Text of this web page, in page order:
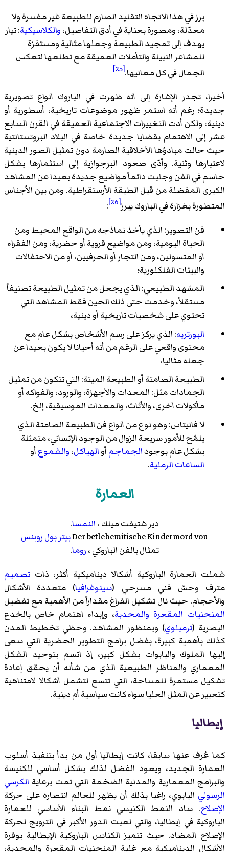
برز في هذا الاتجاه التقليد الصارم للطبيعة غير مفسرة ولا
معدّلة، ومصورة بعناية في أدق التفاصيل،والكلاسيكية: تيار
يهدف إلى تمجيد الطبيعة وجعلها مثالية ومستفزة
للمشاعر النبيلة والتأملات العميقة مع تطلعها لتعكس
الجمال في كل معانيها.[25]
أخيرا، تجدر الإشارة إلى أته ظهرت في الباروك أنواع تصويرية
جديدة؛ رغم أنه استمر ظهور موضوعات تاريخية، أسطورية أو
دينية، ولكن أدت التغييرات الاجتماعية العميقة في القرن السابع
عشر إلى الاهتمام بقضايا جديدة خاصة في البلاد البروتستانتية
حيث حالت مبادؤها الأخلاقية الصارمة دون تمثيل الصور الدينية
لاعتبارها وثنية. وأدّى صعود البرجوازية إلى استثمارها بشكل
حاسم في الفن وجلبت دائماً مواضيع جديدة بعيدا عن المشاهد
الكبرى المفضلة من قبل الطبقة الأرستقراطية. ومن بين الأجناس
المتطورة بغزارة في الباروك يبرز[26]
:
فن التصوير: الذي يأخذ نماذجه من الواقع المحيط ومن
الحياة اليومية، ومن مواضيع قروية أو حضرية، ومن الفقراء
أو المتسولين، ومن التجار أو الحرفيين، أو من الاحتفالات
والبيئات الفلكلورية؛
المشهد الطبيعي: الذي يجعل من تمثيل الطبيعة تصنيفاً
مستقلاً، وخدمت حتى ذلك الحين فقط المشاهد التي
تحتوي على شخصيات تاريخية أو دينية،
البورتريه: الذي يركز على رسم الأشخاص بشكل عام مع
محتوى واقعي على الرغم من أنه أحيانا لا يكون بعيدا عن
جعله مثاليا،
الطبيعة الصامتة أو الطبيعة الميتة: التي تتكون من تمثيل
الجمادات مثل: المعدات والأجهزة، والورود، والفواكه أو
مأكولات أخرى، والأثاث، والمعدات الموسيقية، إلخ.
لا فانيتاس: وهو نوع من أنواع فن الطبيعة الصامتة الذي
يلمّح للأمور سريعة الزوال من الوجود الإنساني، متمثلة
بشكل عام بوجودالجماجمأوالهياكل،والشموعأو
الساعات الرملية.
العمارة
دير شتيفت ميلك ،النمسا.
Der betlehemitische Kindermordvon
بيتر بول روبنس
تمثال بالفن الباروكي ،روما.
شملت العمارة الباروكية أشكالا ديناميكية أكثر، ذات تصميم
مترف وحسّ فني مسرحي (سينوغرافيا) متعددة الأشكال
والأحجام. حيث نال تشكيل الفراغ مقداراً من الأهمية مع تفضيل
المنحنيات المقعرة والمحدبة، وإبداء اهتمام خاص بالخدع
البصرية (ترمبلوي) وبمنظور المشاهد. وحظي تخطيط المدن
كذلك بأهمية كبيرة، بفضل برامج التطوير الحضرية التي سعى
إليها الملوك والبابوات بشكل كبير، إذ اتسم بتوحيد الشكل
المعماري والمناظر الطبيعية الذي من شأنه أن يحقق إعادة
تشكيل مستمرة للمساحة، التي تتسع لتشمل أشكالا لامتناهية
كتعبير عن المثل العليا سواء كانت سياسية أم دينية.
إيطاليا
كما عُرف عنها سابقا، كانت إيطاليا أول من بدأ بتنفيذ أسلوب
العمارة الجديد، ويعود الفضل لذلك بشكل أساسي للكنيسة
والبرامج المعمارية والمدنية الضخمة التي تمت برعاية الكرسي
الرسولي البابوي، راغبا بذلك أن يظهر للعالم انتصاره على حركة
الإصلاح. ساد النمط الكنيسي نمط البناء الأساسي للعمارة
الباروكية في إيطاليا، والتي لعبت الدور الأكبر في الترويج لحركة
الإصلاح المضاد. حيث تتميز الكنائس الباروكية الإيطالية بوفرة
الأشكال الديناميكية مع غلبة المنحنيات المقعرة والمحدبة،